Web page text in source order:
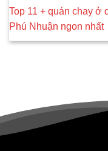
Top 11 + quán chay ở
Phú Nhuận ngon nhất